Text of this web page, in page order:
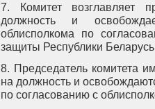
7. Комитет возглавляет
должность и
облисполкома по
защиты Республики
8. Председатель комитета
на должность и
по согласованию с